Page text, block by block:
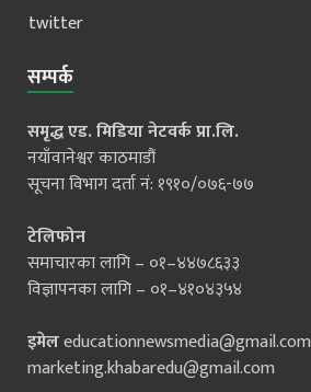
twitter
सम्पर्क
समृद्ध एड. मिडिया नेटवर्क प्रा.लि.
नयाँवानेश्वर काठमाडौं
सूचना विभाग दर्ता नं: १९१०/०७६-७७
टेलिफोन
समाचारका लागि – ०१–४४७८६३३
विज्ञापनका लागि – ०१–४१०४३५४
इमेलeducationnewsmedia@gmail.com
marketing.khabaredu@gmail.com